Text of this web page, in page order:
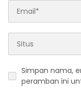
Simpan nama,
peramban ini